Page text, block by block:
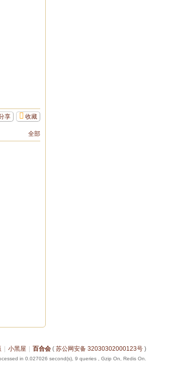
收藏
享
全部
小黑屋 百合会 ( 苏公网安备 32030302000123号 )
in 0.027026 second(s), 9 queries , Gzip On, Redis On.